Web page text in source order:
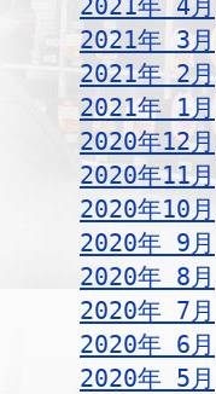
2021年 4月
2021年 3月
2021年 2月
2021年 1月
2020年12月
2020年11月
2020年10月
2020年 9月
2020年 8月
2020年 7月
2020年 6月
2020年 5月